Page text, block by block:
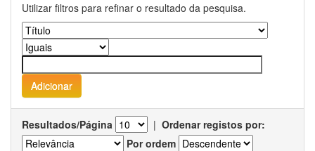
Utilizar filtros para refinar o resultado da pesquisa.
Resultados/Página | Ordenar registos por:
Por ordem